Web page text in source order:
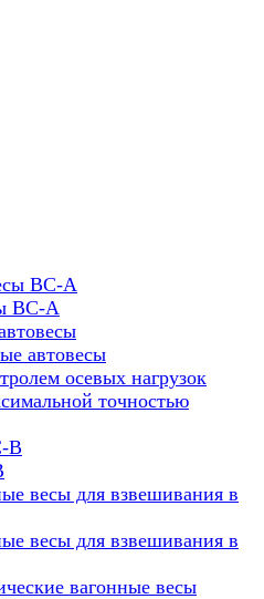
ВС-А
автовесы
осевых нагрузок
точностью
весы для взвешивания в
весы для взвешивания в
вагонные весы